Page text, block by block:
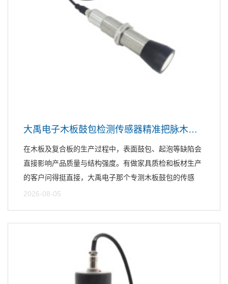
大禹电子木板鼓包检测传感器精准把脉木材质量
在木板及复合板的生产过程中，表面鼓包、起泡等缺陷会
直接影响产品质量与结构强度。有做家具质检和板材生产
的客户问得挺直接，大禹电子那个专测木板鼓包的传感
器，最多能...
2026-08-05